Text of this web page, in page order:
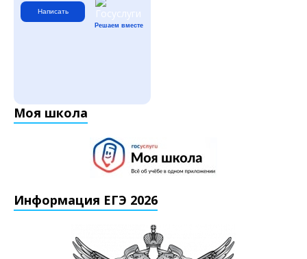
Написать
Решаем вместе
Моя школа
Информация ЕГЭ 2026